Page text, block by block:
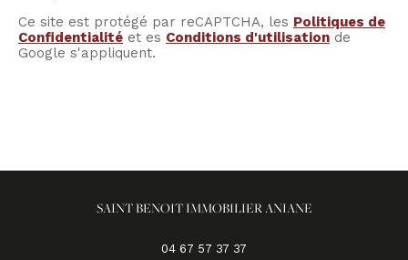
Ce site est protégé par reCAPTCHA, les Politiques de
Confidentialité et es Conditions d'utilisation de
Google s'appliquent.
SAINT BENOIT IMMOBILIER ANIANE
04 67 57 37 37